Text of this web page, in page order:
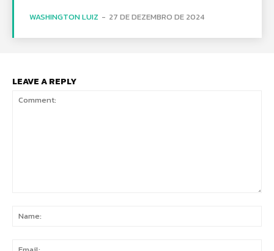
WASHINGTON LUIZ - 27 DE DEZEMBRO DE 2024
LEAVE A REPLY